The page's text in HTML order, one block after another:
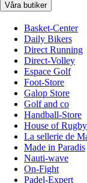
Våra butiker
Basket-Center
Daily Bikers
Direct Running
Direct-Volley
Espace Golf
Foot-Store
Galop Store
Golf and co
Handball-Store
House of Rugby
La sellerie de
Made in Paradis
Nauti-wave
On-Fight
Padel-Expert